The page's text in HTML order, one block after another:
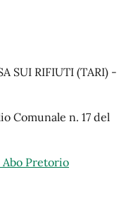
SUI RIFIUTI (TARI) -
Comunale n. 17 del
Pretorio